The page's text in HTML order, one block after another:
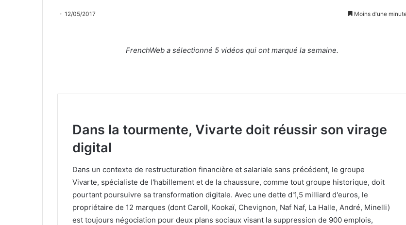
12/05/2017 Moins d'une
FrenchWeb a sélectionné 5 vidéos qui ont marqué la semaine.
Dans la tourmente, Vivarte doit réussir son virage
digital
Dans un contexte de restructuration financière et salariale sans précédent, le groupe
Vivarte, spécialiste de l'habillement et de la chaussure, comme tout groupe historique, doit
pourtant poursuivre sa transformation digitale. Avec une dette d'1,5 milliard d'euros, le
propriétaire de 12 marques (dont Caroll, Kookaï, Chevignon, Naf Naf, La Halle, André, Minelli)
est toujours négociation pour deux plans sociaux visant la suppression de 900 emplois,